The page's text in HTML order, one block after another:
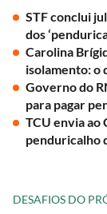
STF conclui
dos
Carolina
isolamento: o
Governo do
para pagar
TCU envia ao
penduricalho
DESAFIOS DO